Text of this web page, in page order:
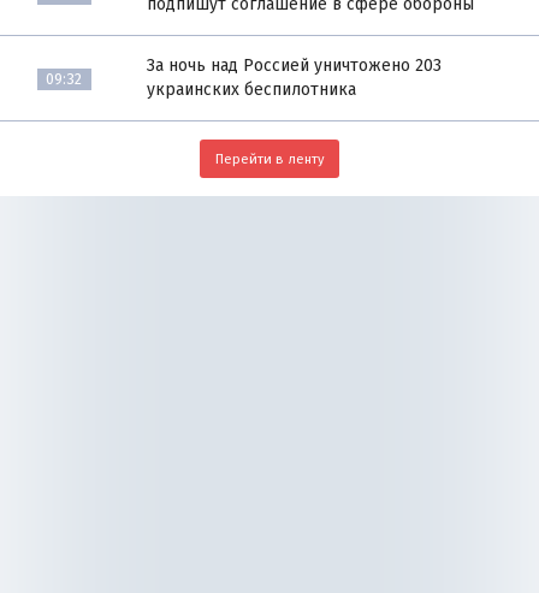
подпишут соглашение в сфере обороны
09:32
За ночь над Россией уничтожено 203
украинских беспилотника
Перейти в ленту